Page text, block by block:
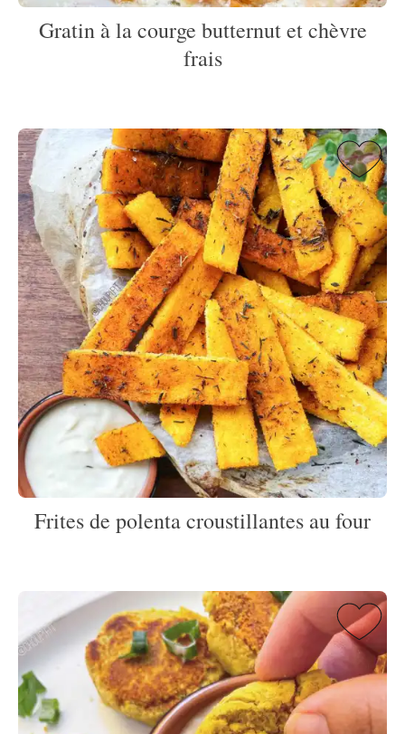
Gratin à la courge butternut et chèvre
frais
Frites de polenta croustillantes au four